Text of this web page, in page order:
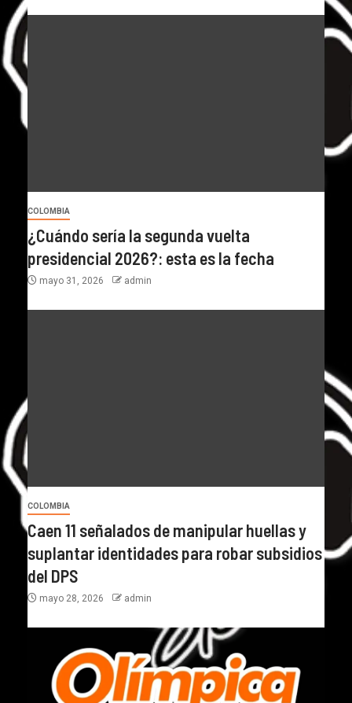
COLOMBIA
¿Cuándo sería la segunda vuelta
presidencial 2026?: esta es la fecha
mayo 31, 2026 admin
COLOMBIA
Caen 11 señalados de manipular huellas y
suplantar identidades para robar subsidios
del DPS
mayo 28, 2026 admin